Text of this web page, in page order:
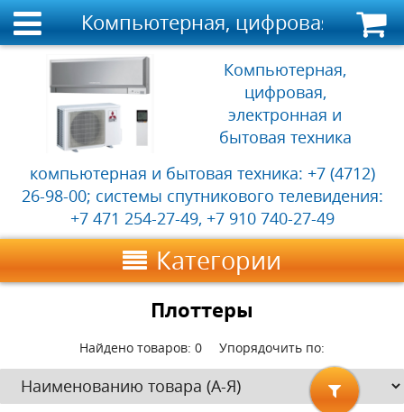
Компьютерная, цифровая,
Компьютерная,
цифровая,
электронная и
бытовая техника
компьютерная и бытовая техника: +7 (4712)
26-98-00; системы спутникового телевидения:
+7 471 254-27-49, +7 910 740-27-49
Категории
Плоттеры
Найдено товаров: 0 Упорядочить по: